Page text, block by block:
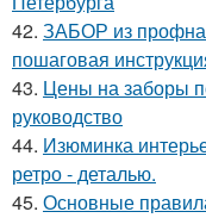
42. ЗАБОР из
пошаговая
43. Цены на заборы
руководство
44. Изюминка
ретро - деталью.
45. Основные